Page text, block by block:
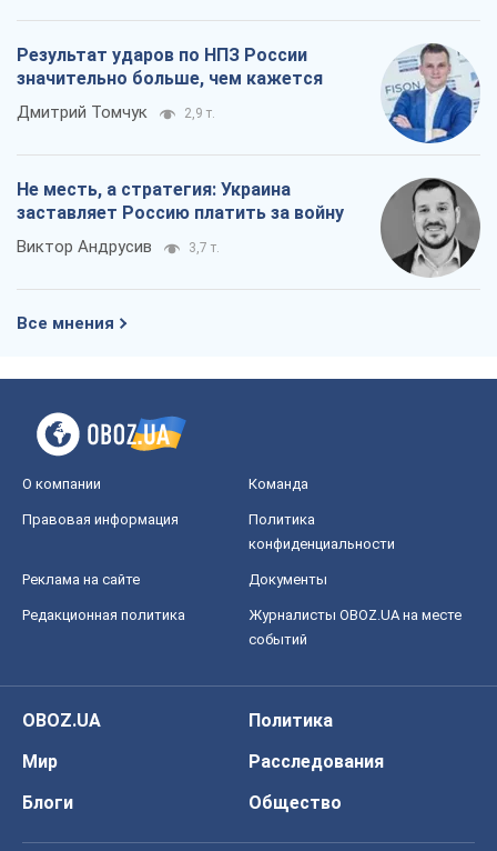
Результат ударов по НПЗ России
значительно больше, чем кажется
Дмитрий Томчук 2,9 т.
Не месть, а стратегия: Украина
заставляет Россию платить за войну
Виктор Андрусив 3,7 т.
Все мнения
О компании Команда
Правовая информация
Политика
конфиденциальности
Реклама на сайте Документы
Редакционная политика
Журналисты OBOZ.UA на месте
событий
OBOZ.UA
Политика
Мир
Расследования
Блоги
Общество